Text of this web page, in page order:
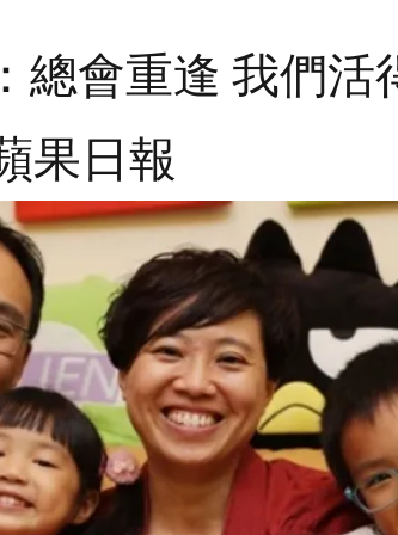
總會重逢 我們
果日報